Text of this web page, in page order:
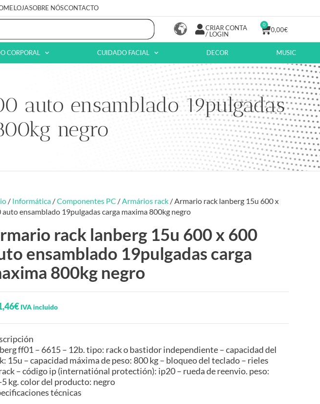
LOJASOBRE NÓSCONTACTO
CRIAR CONTA
/ LOGIN
0,00€
0
CORPORAL CUIDADO FACIAL DECOR MUSIC
auto ensamblado 19pulgadas
negro
/ Informática /Componentes PC /Armários rack / Armario rack lanberg 15u 600 x
auto ensamblado 19pulgadas carga maxima 800kg negro
rack lanberg 15u 600 x 600
ensamblado 19pulgadas carga
800kg negro
€ IVA incluido
ff01 – 6615 – 12b. tipo: rack o bastidor independiente – capacidad del
15u – capacidad máxima de peso: 800 kg – bloqueo del teclado – rieles
– código ip (internatiónal protectión): ip20 – rueda de reenvio. peso:
5 kg. color del producto: negro
técnicas